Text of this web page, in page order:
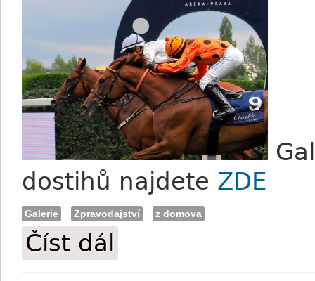
dostihů najdete ZDE
Galerie Zpravodajství z domova
Číst dál